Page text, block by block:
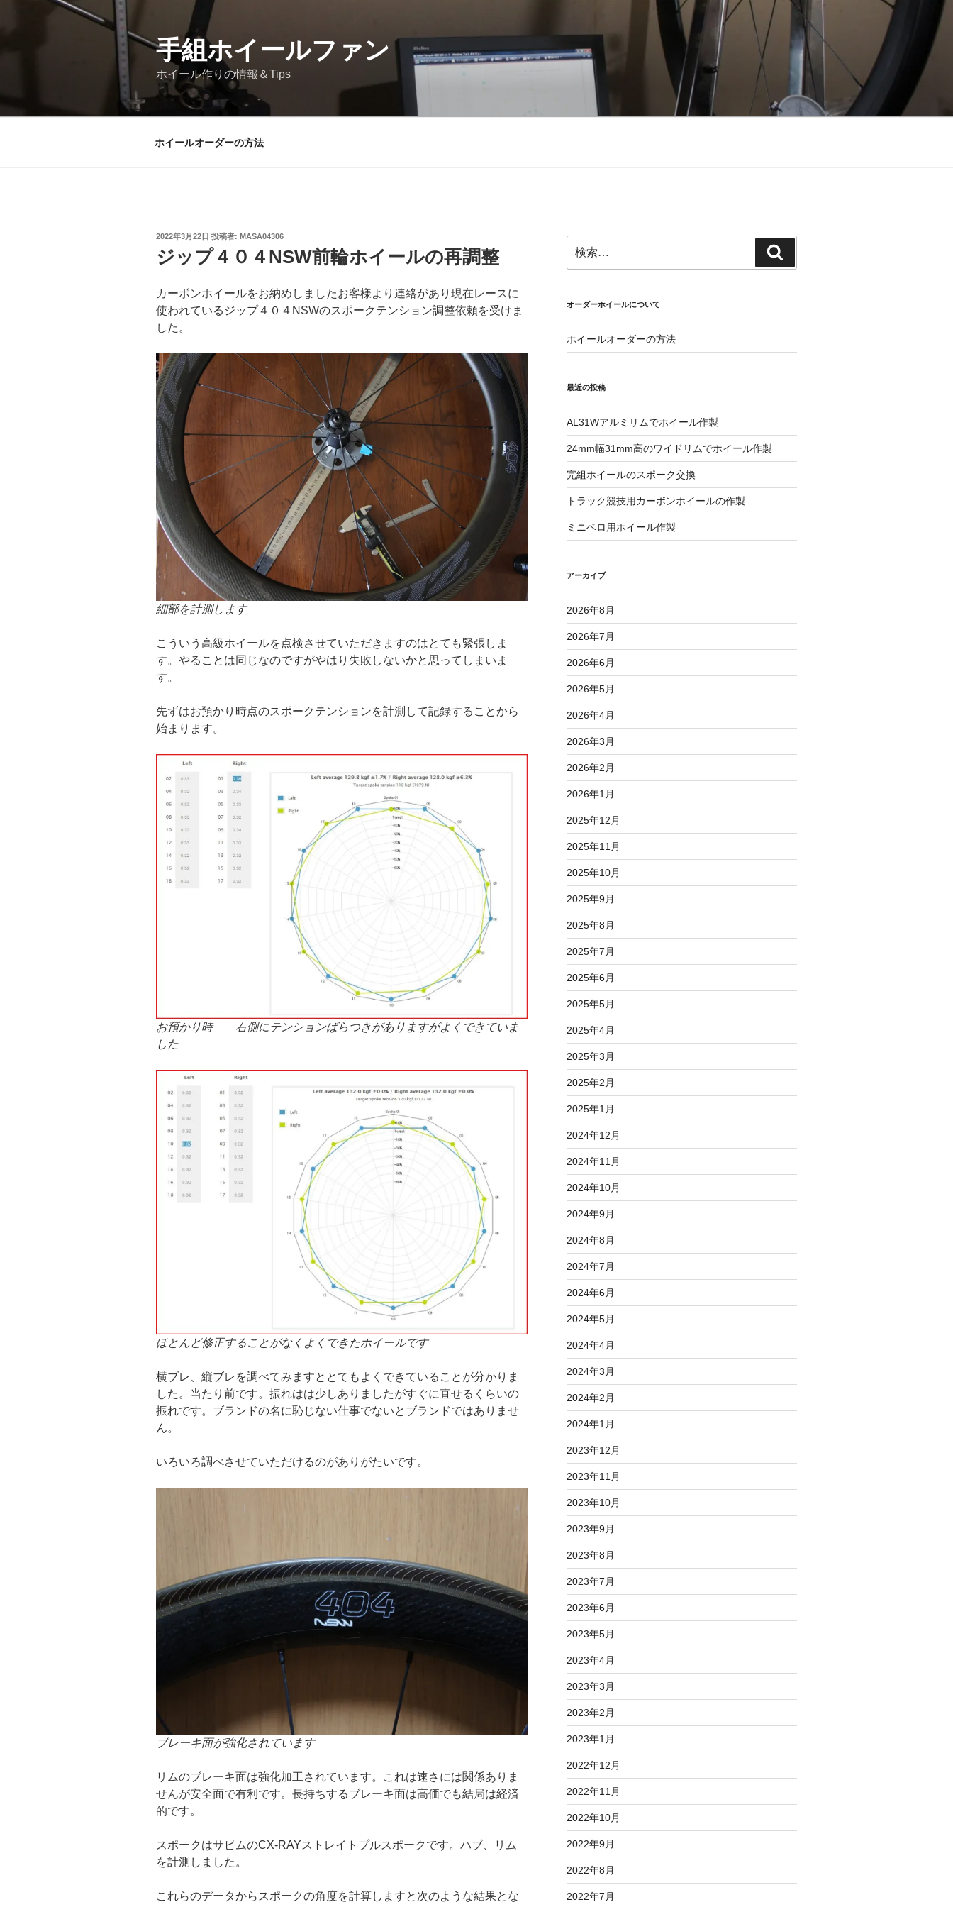
手組ホイールファン
ホイール作りの情報＆Tips
ホイールオーダーの方法
投
日:
2022年3月22日 投稿者: MASA04306
ジップ４０４NSW前輪ホイールの再調整
カーボンホイールをお納めしましたお客様より連絡があり現在レースに
使われているジップ４０４NSWのスポークテンション調整依頼を受けま
した。
細部を計測します
こういう高級ホイールを点検させていただきますのはとても緊張しま
す。やることは同じなのですがやはり失敗しないかと思ってしまいま
す。
先ずはお預かり時点のスポークテンションを計測して記録することから
始まります。
お預かり時 右側にテンションばらつきがありますがよくできていま
した
ほとんど修正することがなくよくできたホイールです
横ブレ、縦ブレを調べてみますととてもよくできていることが分かりま
した。当たり前です。振れはは少しありましたがすぐに直せるくらいの
振れです。ブランドの名に恥じない仕事でないとブランドではありませ
ん。
いろいろ調べさせていただけるのがありがたいです。
ブレーキ面が強化されています
リムのブレーキ面は強化加工されています。これは速さには関係ありま
せんが安全面で有利です。長持ちするブレーキ面は高価でも結局は経済
的です。
スポークはサピムのCX-RAYストレイトプルスポークです。ハブ、リム
を計測しました。
これらのデータからスポークの角度を計算しますと次のような結果とな
索:
索
オーダーホイールについて
ホイールオーダーの方法
最近の投稿
AL31Wアルミリムでホイール作製
24mm幅31mm高のワイドリムでホイール作製
完組ホイールのスポーク交換
トラック競技用カーボンホイールの作製
ミニベロ用ホイール作製
アーカイブ
2026年8月
2026年7月
2026年6月
2026年5月
2026年4月
2026年3月
2026年2月
2026年1月
2025年12月
2025年11月
2025年10月
2025年9月
2025年8月
2025年7月
2025年6月
2025年5月
2025年4月
2025年3月
2025年2月
2025年1月
2024年12月
2024年11月
2024年10月
2024年9月
2024年8月
2024年7月
2024年6月
2024年5月
2024年4月
2024年3月
2024年2月
2024年1月
2023年12月
2023年11月
2023年10月
2023年9月
2023年8月
2023年7月
2023年6月
2023年5月
2023年4月
2023年3月
2023年2月
2023年1月
2022年12月
2022年11月
2022年10月
2022年9月
2022年8月
2022年7月